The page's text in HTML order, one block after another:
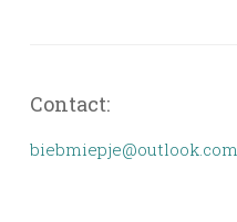
Contact:
biebmiepje@outlook.com